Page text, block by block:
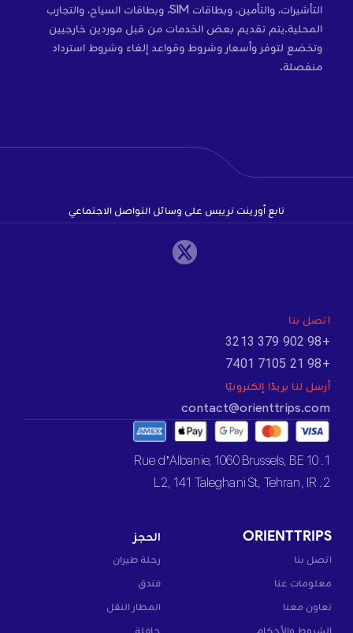
التأشيرات، والتأمين، وبطاقات SIM، وبطاقات السياح، والتجارب
المحلية.يتم تقديم بعض الخدمات من قبل موردين خارجيين
وتخضع لتوفر وأسعار وشروط وقواعد إلغاء وشروط استرداد
منفصلة.
تابع أورينت تريبس على وسائل التواصل الاجتماعي
اتصل بنا
+98 902 379 3213
+98 21 7105 7401
أرسل لنا بريدًا إلكترونيًا
contact@orienttrips.com
1. 10 Rue d’Albanie, 1060 Brussels, BE
2. L2, 141 Taleghani St, Tehran, IR
ORIENTTRIPS
اتصل بنا
معلومات عنا
تعاون معنا
الشروط والأحكام
الحجز
رحلة طيران
فندق
المطار النقل
حافلة